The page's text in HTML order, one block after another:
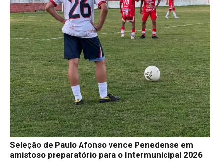
Seleção de Paulo Afonso vence Penedense em
amistoso preparatório para o Intermunicipal 2026